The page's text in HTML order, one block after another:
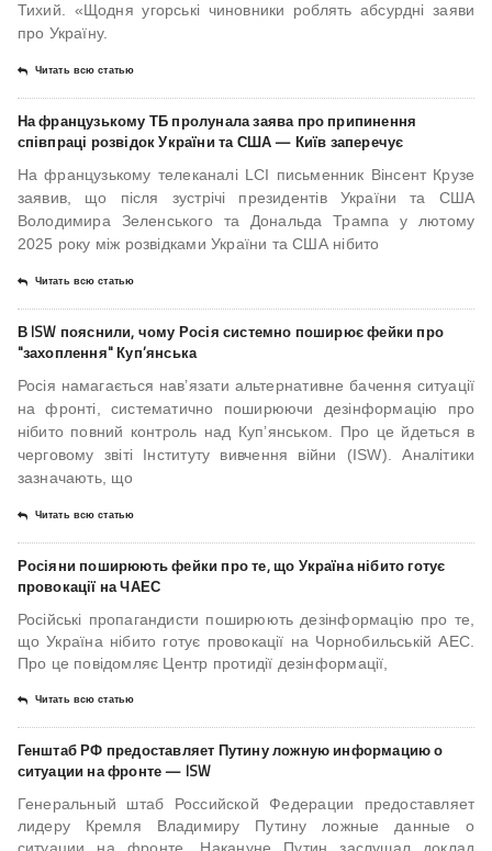
Тихий. «Щодня угорські чиновники роблять абсурдні заяви
про Україну.
Читать всю статью
На французькому ТБ пролунала заява про припинення
співпраці розвідок України та США — Київ заперечує
На французькому телеканалі LCI письменник Вінсент Крузе
заявив, що після зустрічі президентів України та США
Володимира Зеленського та Дональда Трампа у лютому
2025 року між розвідками України та США нібито
Читать всю статью
В ISW пояснили, чому Росія системно поширює фейки про
"захоплення" Куп’янська
Росія намагається нав’язати альтернативне бачення ситуації
на фронті, систематично поширюючи дезінформацію про
нібито повний контроль над Куп’янськом. Про це йдеться в
черговому звіті Інституту вивчення війни (ISW). Аналітики
зазначають, що
Читать всю статью
Росіяни поширюють фейки про те, що Україна нібито готує
провокації на ЧАЕС
Російські пропагандисти поширюють дезінформацію про те,
що Україна нібито готує провокації на Чорнобильській АЕС.
Про це повідомляє Центр протидії дезінформації,
Читать всю статью
Генштаб РФ предоставляет Путину ложную информацию о
ситуации на фронте — ISW
Генеральный штаб Российской Федерации предоставляет
лидеру Кремля Владимиру Путину ложные данные о